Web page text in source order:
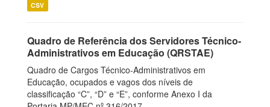
CSV
Quadro de Referência dos Servidores Técnico-
Administrativos em Educação (QRSTAE)
Quadro de Cargos Técnico-Administrativos em
Educação, ocupados e vagos dos níveis de
classificação “C”, “D” e “E”, conforme Anexo I da